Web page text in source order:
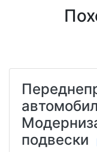
подвески